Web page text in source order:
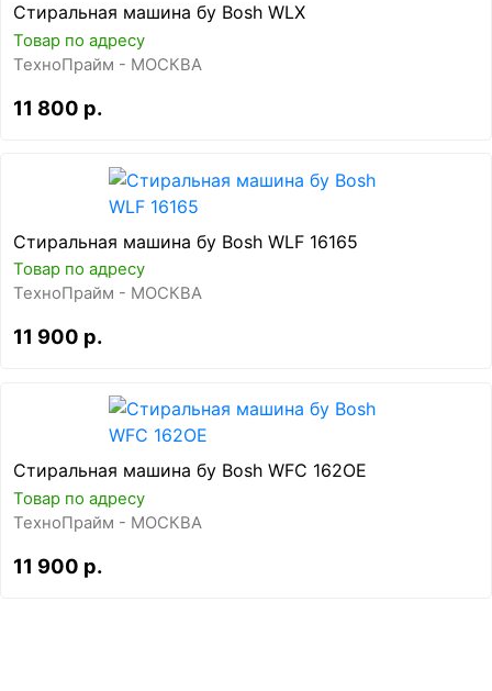
Стиральная машина бу Bosh WLX
Товар по адресу
ТехноПрайм - МОСКВА
11 800 р.
Стиральная машина бу Bosh WLF 16165
Товар по адресу
ТехноПрайм - МОСКВА
11 900 р.
Стиральная машина бу Bosh WFC 162OE
Товар по адресу
ТехноПрайм - МОСКВА
11 900 р.